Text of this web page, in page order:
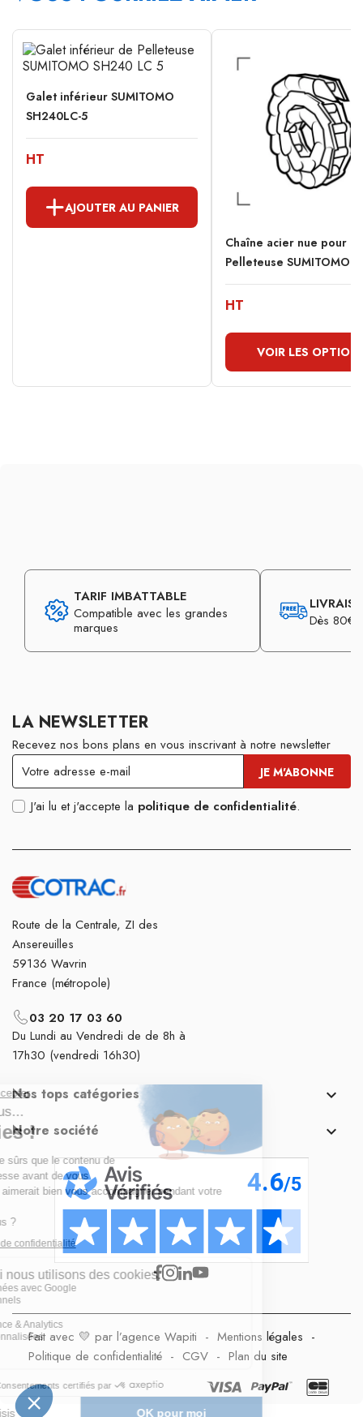
Galet inférieur SUMITOMO
SH240LC-5
HT
AJOUTER AU PANIER
Chaîne acier nue pour
Pelleteuse SUMITOMO...
HT
VOIR LES
TARIF IMBATTABLE
Compatible avec les grandes
marques
Dès 80€
LA NEWSLETTER
Recevez nos bons plans en vous inscrivant à notre newsletter
J'ai lu et j'accepte la politique de confidentialité.
Route de la Centrale, ZI des
Ansereuilles
59136 Wavrin
France (métropole)
03 20 17 03 60
Du Lundi au Vendredi de de 8h à
17h30 (vendredi 16h30)
Nos tops catégories 
Notre société 
Fait avec 💛 par l’agence Wapiti - Mentions légales -
Politique de confidentialité - CGV - Plan du site